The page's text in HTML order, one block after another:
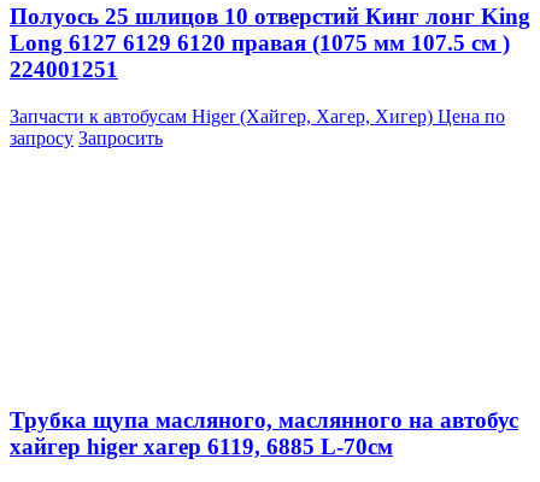
Полуось 25 шлицов 10 отверстий Кинг лонг King
Long 6127 6129 6120 правая (1075 мм 107.5 см )
224001251
Запчасти к автобусам Higer (Хайгер, Хагер, Хигер) Цена по
запросу Запросить
Трубка щупа масляного, маслянного на автобус
хайгер higer хагер 6119, 6885 L-70см